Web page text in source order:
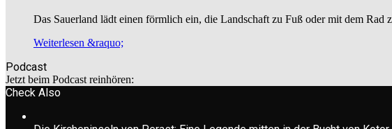
Das Sauerland lädt einen förmlich ein, die Landschaft zu Fuß oder mit dem
Weiterlesen &raquo;
Podcast
Jetzt beim Podcast reinhören:
Check Also